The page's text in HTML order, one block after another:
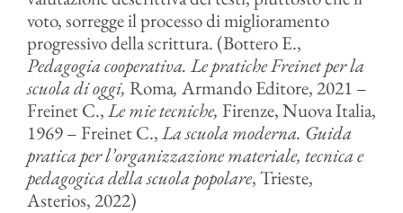
voto, sorregge il processo di miglioramento
progressivo della scrittura. (Bottero E.,
Pedagogia cooperativa. Le pratiche Freinet per la
scuola di oggi, Roma, Armando Editore, 2021 –
Freinet C.,Le mie tecniche, Firenze, Nuova Italia,
1969 – Freinet C.,La scuola moderna. Guida
pratica per l’organizzazione materiale, tecnica e
pedagogica della scuola popolare, Trieste,
Asterios, 2022)